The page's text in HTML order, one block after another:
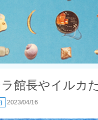
館長やイルカ
2023/04/16